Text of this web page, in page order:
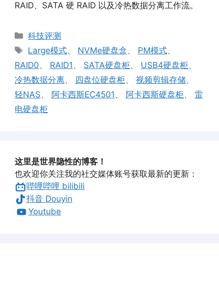
RAID、SATA 硬 RAID 以及冷热数据分离工作流。
分
类
科技评测
标
签
Large模式、 NVMe硬盘盒、 PM模式、
RAID0、 RAID1 、 SATA硬盘柜、 USB4硬盘柜、
冷热数据分离、 四盘位硬盘柜、 视频剪辑存储、
轻NAS、 阿卡西斯EC4501 、 阿卡西斯硬盘柜、 雷
电硬盘柜
这里是世界隐性的博客！
也欢迎你关注我的社交媒体账号获取最新的更新：
哔哩哔哩 bilibili
抖音 Douyin
Youtube